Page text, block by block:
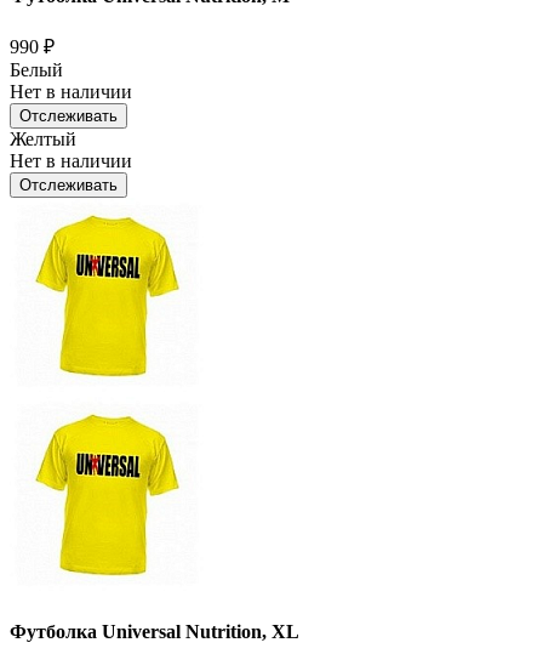
990 ₽
Белый
Нет в наличии
Отслеживать
Желтый
Нет в наличии
Отслеживать
Футболка Universal Nutrition, XL